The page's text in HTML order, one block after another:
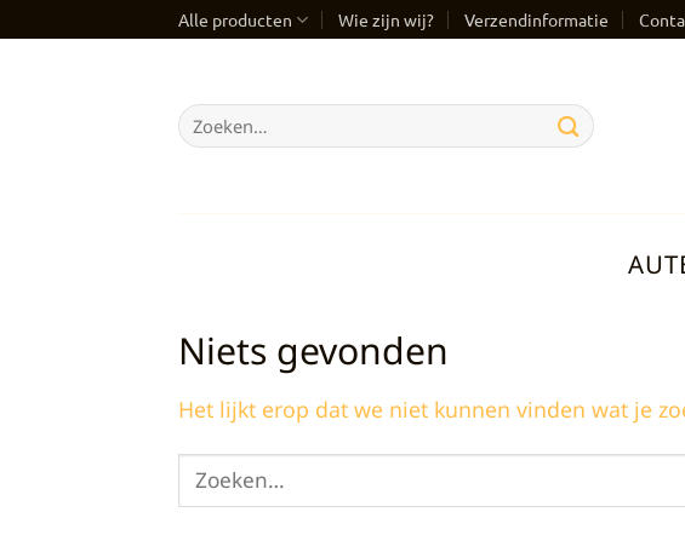
Alle producten Wie zijn wij? Verzendinformatie
Zoeken
naar:
Niets gevonden
Het lijkt erop dat we niet kunnen vinden wat je